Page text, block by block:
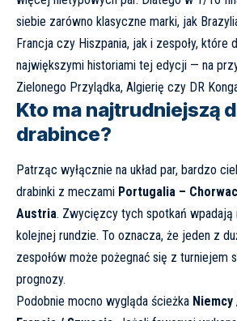
siebie zarówno klasyczne marki, jak
Francja czy Hiszpania, jak i zespoły, które
największymi historiami tej edycji — na
Zielonego Przylądka, Algierię czy DR
Kto ma najtrudniejszą
drabince?
Patrząc wyłącznie na układ par, bardzo
drabinki z meczami Portugalia –
Austria. Zwycięzcy tych spotkań wpadają
kolejnej rundzie. To oznacza, że jeden z
zespołów może pożegnać się z turniejem
prognozy.
Podobnie mocno wygląda ścieżka